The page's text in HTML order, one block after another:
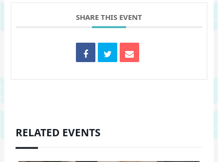
SHARE THIS EVENT
RELATED EVENTS